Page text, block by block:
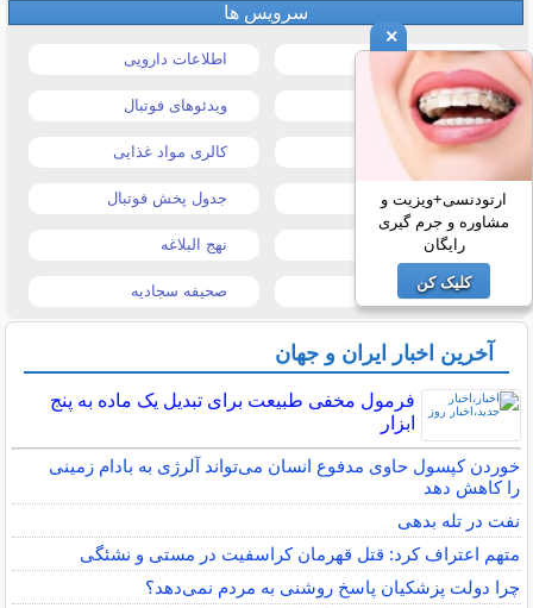
سرویس ها
قیمت خودرو اطلاعات دارویی
قیمت طلا و سکه ویدئوهای فوتبال
قیمت دلار کالری مواد غذایی
قیمت موبایل جدول پخش فوتبال
قیمت تبلت نهج البلاغه
تیتر روزنامه ها صحیفه سجادیه
آخرین اخبار ایران و جهان
فرمول مخفی طبیعت برای تبدیل یک ماده به پنج
ابزار
خوردن کپسول حاوی مدفوع انسان می‌تواند آلرژی به بادام زمینی
را کاهش دهد
نفت در تله بدهی
متهم اعتراف کرد: قتل قهرمان کراسفیت در مستی و نشئگی
چرا دولت پزشکیان پاسخ روشنی به مردم نمی‌دهد؟
×
ارتودنسی+ویزیت و
مشاوره و جرم گیری
رایگان
کلیک کن